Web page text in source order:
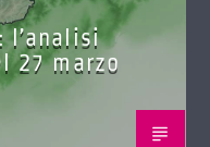
l’analisi
27 marzo